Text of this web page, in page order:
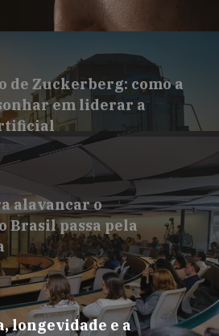
de Zuckerberg: como a
em liderar a
alavancar o
Brasil passa pela
longevidade e a